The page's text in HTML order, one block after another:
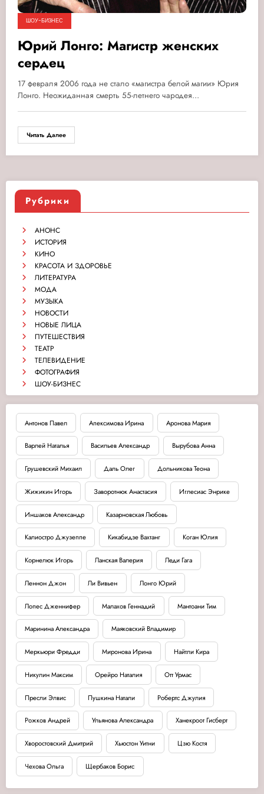
ШОУ-БИЗНЕС
Юрий Лонго: Магистр женских
сердец
17 февраля 2006 года не стало «магистра белой магии» Юрия
Лонго. Неожиданная смерть 55-летнего чародея…
Читать Далее
Рубрики
АНОНС
ИСТОРИЯ
КИНО
КРАСОТА И ЗДОРОВЬЕ
ЛИТЕРАТУРА
МОДА
МУЗЫКА
НОВОСТИ
НОВЫЕ ЛИЦА
ПУТЕШЕСТВИЯ
ТЕАТР
ТЕЛЕВИДЕНИЕ
ФОТОГРАФИЯ
ШОУ-БИЗНЕС
Антонов Павел Апексимова Ирина Аронова Мария
Варлей Наталья Васильев Александр Вырубова Анна
Грушевский Михаил Даль Олег Дольникова Теона
Жижикин Игорь Заворотнюк Анастасия Иглесиас Энрике
Иншаков Александр Казарновская Любовь
Калиостро Джузеппе Кикабидзе Вахтанг Коган Юлия
Корнелюк Игорь Ланская Валерия Леди Гага
Леннон Джон Ли Вивьен Лонго Юрий
Лопес Дженнифер Малахов Геннадий Мантоани Тим
Маринина Александра Маяковский Владимир
Меркьюри Фредди Миронова Ирина Найтли Кира
Никулин Максим Орейро Наталия Отт Урмас
Пресли Элвис Пушкина Натали Робертс Джулия
Рожков Андрей Ульянова Александра Ханекроот Гисберт
Хворостовский Дмитрий Хьюстон Уитни Цзю Костя
Чехова Ольга Щербаков Борис